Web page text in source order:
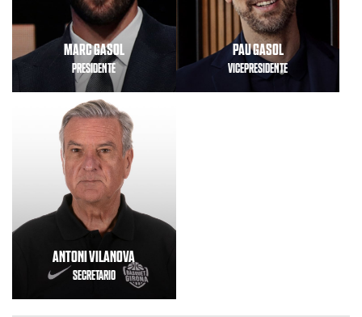
MARC GASOL
PRESIDENTE
PAU GASOL
VICEPRESIDENTE
ANTONI VILANOVA
SECRETARIO